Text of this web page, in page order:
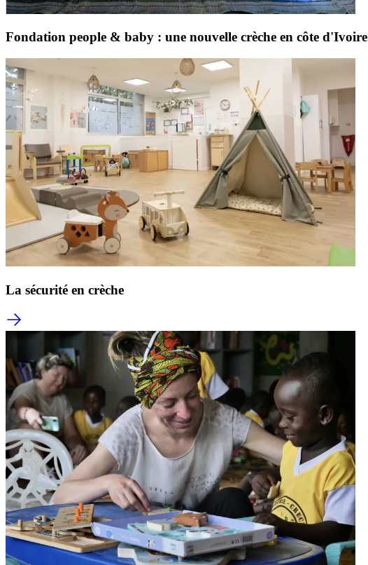
Fondation people & baby : une nouvelle crèche en côte d'Ivoire
La sécurité en crèche